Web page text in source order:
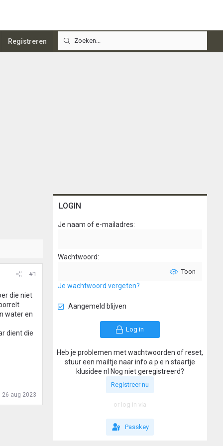
Registreren
#1
die niet
water en
dient die
26 aug 2023
LOGIN
Je naam of e-mailadres
Wachtwoord
Toon
Je wachtwoord vergeten?
Aangemeld blijven
Log in
Heb je problemen met wachtwoorden of reset,
stuur een mailtje naar info a p e n staartje
klusidee nl Nog niet geregistreerd?
Registreer nu
or log in via
Passkey